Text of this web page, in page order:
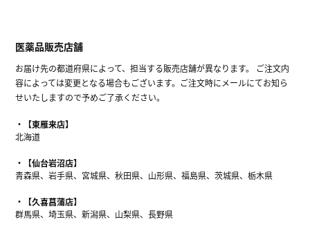
医薬品販売店舗
お届け先の都道府県によって、担当する販売店舗が異なります。 ご注文内
容によっては変更となる場合もございます。ご注文時にメールにてお知ら
せいたしますので予めご了承ください。
【東雁来店】
北海道
【仙台岩沼店】
青森県、岩手県、宮城県、秋田県、山形県、福島県、茨城県、栃木県
【久喜菖蒲店】
群馬県、埼玉県、新潟県、山梨県、長野県